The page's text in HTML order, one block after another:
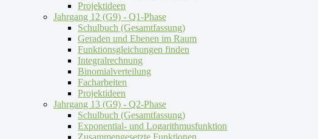
Projektideen
Jahrgang 12 (G9) - Q1-Phase
Schulbuch (Gesamtfassung)
Geraden und Ebenen im Raum
Funktionsgleichungen finden
Integralrechnung
Binomialverteilung
Facharbeiten
Projektideen
Jahrgang 13 (G9) - Q2-Phase
Schulbuch (Gesamtfassung)
Exponential- und Logarithmusfunktion
Zusammengesetzte Funktionen